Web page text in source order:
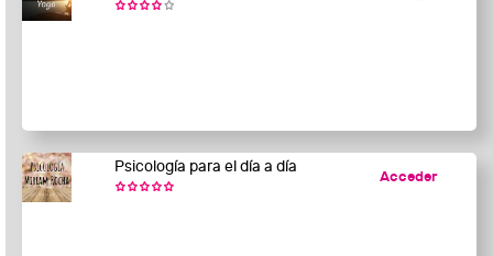
Psicología para el día a día
Acceder